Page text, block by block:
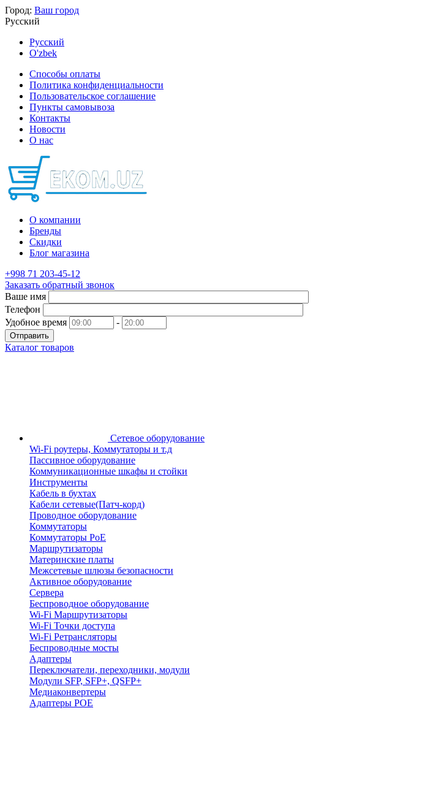
Город: Ваш город
Русский
Русский
O'zbek
Способы оплаты
Политика конфиденциальности
Пользовательское соглашение
Пункты самовывоза
Контакты
Новости
О нас
О компании
Бренды
Скидки
Блог магазина
+998 71 203-45-12
Заказать обратный звонок
Ваше имя
Телефон
Удобное время
-
Отправить
Каталог товаров
Сетевое оборудование
Wi-Fi роутеры, Коммутаторы и т.д
Пассивное оборудование
Коммуникационные шкафы и стойки
Инструменты
Кабель в бухтах
Кабели сетевые(Патч-корд)
Проводное оборудование
Коммутаторы
Коммутаторы PoE
Маршрутизаторы
Материнские платы
Межсетевые шлюзы безопасности
Активное оборудование
Сервера
Беспроводное оборудование
Wi-Fi Маршрутизаторы
Wi-Fi Точки доступа
Wi-Fi Ретрансляторы
Беспроводные мосты
Адаптеры
Переключатели, переходники, модули
Модули SFP, SFP+, QSFP+
Медиаконвертеры
Адаптеры POE